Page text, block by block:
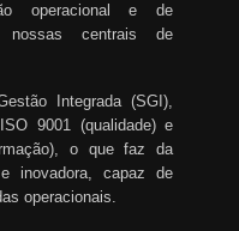
operacional e de
centrais de
Integrada (SGI),
9001 (qualidade) e
o que faz da
inovadora, capaz de
operacionais.